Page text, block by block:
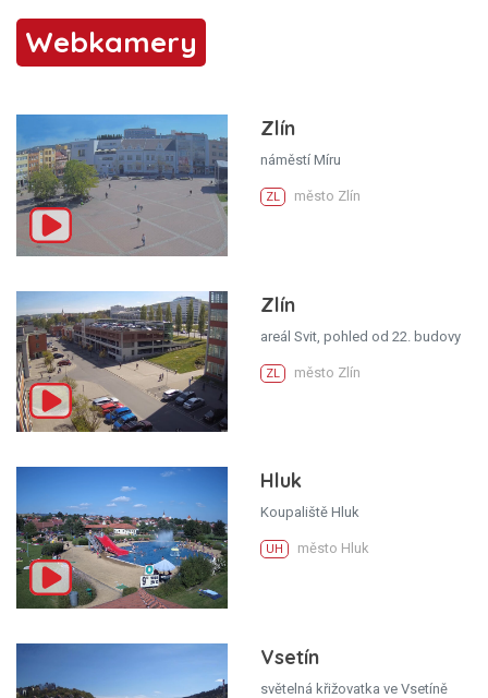
Webkamery
Zlín
náměstí Míru
ZL město Zlín
Zlín
areál Svit, pohled od 22. budovy
ZL město Zlín
Hluk
Koupaliště Hluk
UH město Hluk
Vsetín
světelná křižovatka ve Vsetíně